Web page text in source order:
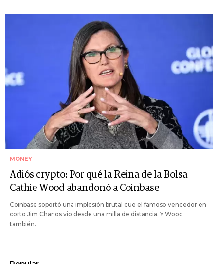
MONEY
Adiós crypto: Por qué la Reina de la Bolsa
Cathie Wood abandonó a Coinbase
Coinbase soportó una implosión brutal que el famoso vendedor en
corto Jim Chanos vio desde una milla de distancia. Y Wood
también.